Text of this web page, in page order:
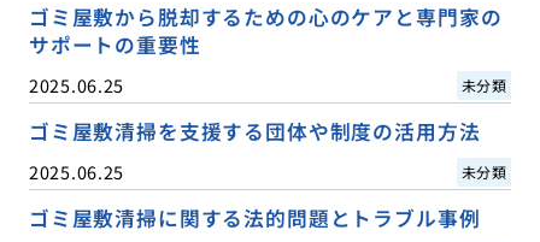
ゴミ屋敷から脱却するための心のケアと専門家の
サポートの重要性
2025.06.25 未分類
ゴミ屋敷清掃を支援する団体や制度の活用方法
2025.06.25 未分類
ゴミ屋敷清掃に関する法的問題とトラブル事例